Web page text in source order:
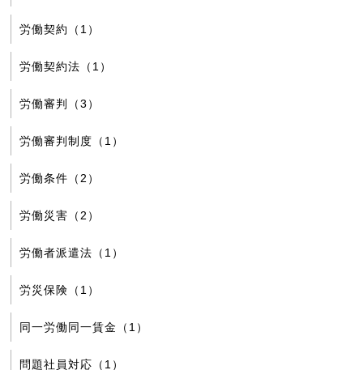
労働契約（1）
労働契約法（1）
労働審判（3）
労働審判制度（1）
労働条件（2）
労働災害（2）
労働者派遣法（1）
労災保険（1）
同一労働同一賃金（1）
問題社員対応（1）